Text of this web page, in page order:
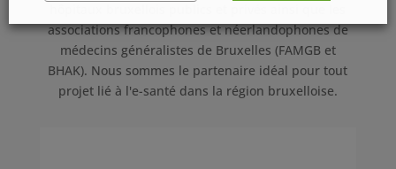
associations francophones et néerlandophones de
médecins généralistes de Bruxelles (FAMGB et
BHAK). Nous sommes le partenaire idéal pour tout
projet lié à l'e-santé dans la région bruxelloise.